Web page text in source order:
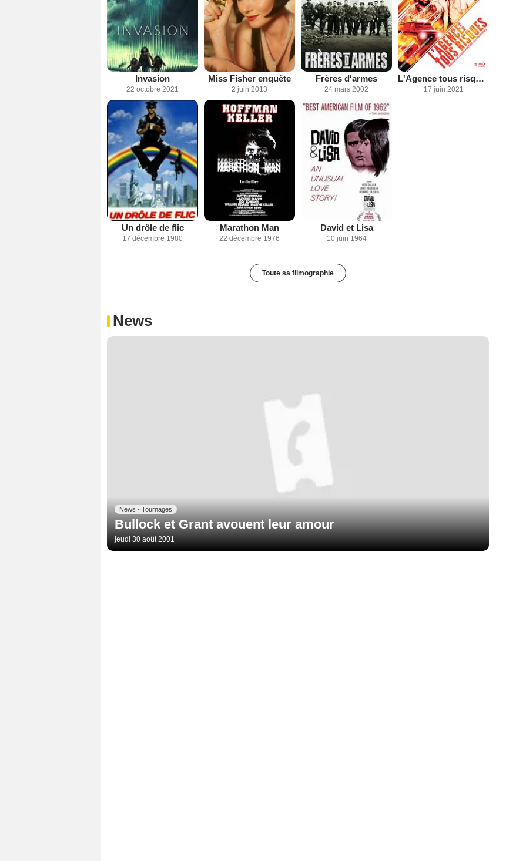
Invasion
22 octobre 2021
Miss Fisher enquête
2 juin 2013
Frères d'armes
24 mars 2002
L'Agence tous risques
17 juin 2021
Un drôle de flic
17 décembre 1980
Marathon Man
22 décembre 1976
David et Lisa
10 juin 1964
Toute sa filmographie
News
News - Tournages
Bullock et Grant avouent leur amour
jeudi 30 août 2001